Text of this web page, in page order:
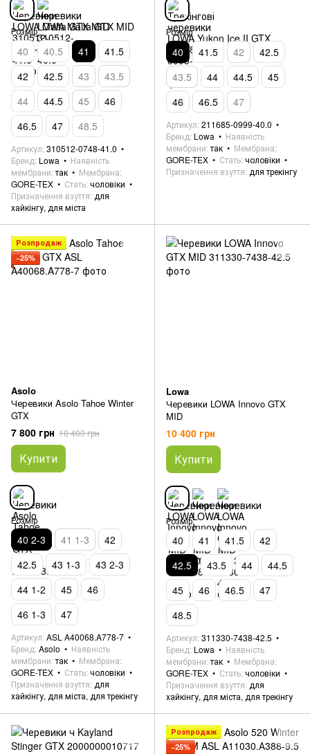
Розмір
40 40.5 41
41.5
42
42.5 43
43.5
44
44.5 45
46
46.5
47 48.5
Артикул 310512-0748-41.0
Бренд Lowa
Наявність
мембрани так
Мембрана
GORE-TEX
Стать чоловіки
Призначення взуття для
хайкінгу, для міста
Розмір
40 41.5 42
42.5
43.5
44 44.5
45
46
46.5 47
Артикул 211685-0999-40.0
Бренд Lowa
Наявність
мембрани так
Мембрана
GORE-TEX
Стать чоловіки
Призначення взуття для трекінгу
Розпродаж
−25%
Asolo
Черевики Asolo Tahoe Winter
GTX
7 800 грн 10 400 грн
Купити
Розмір
40 2-3 41 1-3
42
42.5
43 1-3
43 2-3
44 1-2
45
46
46 1-3
47
Артикул ASL A40068.A778-7
Бренд Asolo
Наявність
мембрани так
Мембрана
GORE-TEX
Стать чоловіки
Призначення взуття для
хайкінгу, для міста, для трекінгу
Lowa
Черевики LOWA Innovo GTX
MID
10 400 грн
Купити
Розмір
40 41 41.5
42
42.5
43.5 44
44.5
45
46 46.5
47
48.5
Артикул 311330-7438-42.5
Бренд Lowa
Наявність
мембрани так
Мембрана
GORE-TEX
Стать чоловіки
Призначення взуття для
хайкінгу, для міста, для трекінгу
Розпродаж
−25%